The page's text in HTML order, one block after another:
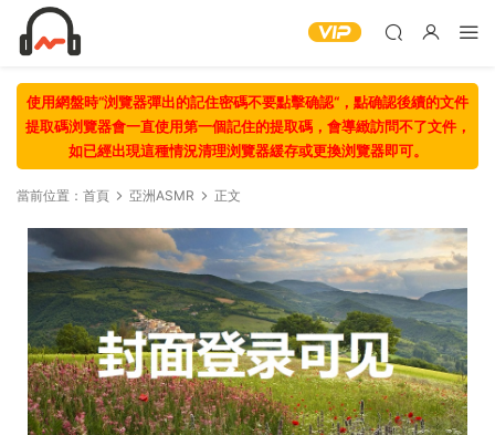
使用網盤時“浏覽器彈出的記住密碼不要點擊确認“，點确認後續的文件
提取碼浏覽器會一直使用第一個記住的提取碼，會導緻訪問不了文件，
如已經出現這種情況清理浏覽器緩存或更換浏覽器即可。
當前位置： 首頁 亞洲ASMR 正文